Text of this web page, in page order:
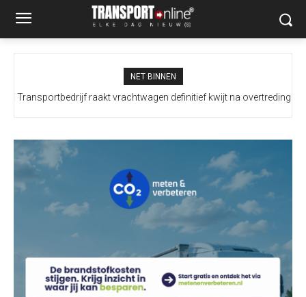
NET BINNEN
Transportbedrijf raakt vrachtwagen definitief kwijt na overtreding